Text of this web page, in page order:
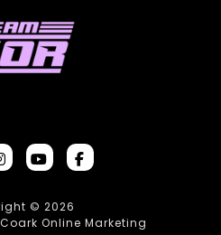
© 2026
Online Marketing